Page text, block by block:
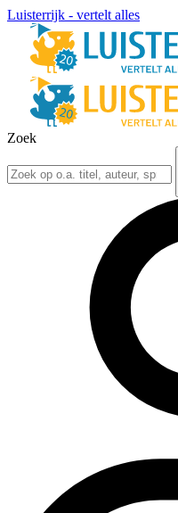
Luisterrijk - vertelt alles
Zoek